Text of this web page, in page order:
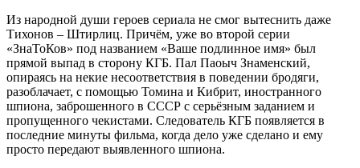
Из народной души героев сериала не смог вытеснить даже
Тихонов – Штирлиц. Причём, уже во второй серии
«ЗнаТоКов» под названием «Ваше подлинное имя» был
прямой выпад в сторону КГБ. Пал Паоыч Знаменский,
опираясь на некие несоответствия в поведении бродяги,
разоблачает, с помощью Томина и Кибрит, иностранного
шпиона, заброшенного в СССР с серьёзным заданием и
пропущенного чекистами. Следователь КГБ появляется в
последние минуты фильма, когда дело уже сделано и ему
просто передают выявленного шпиона.